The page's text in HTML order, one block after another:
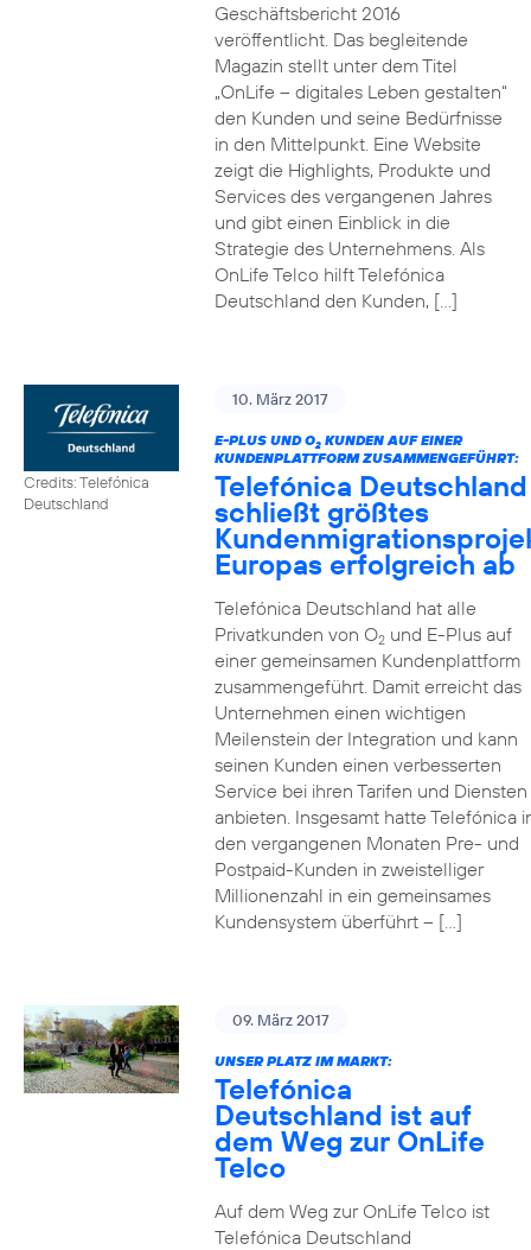
Geschäftsbericht 2016
veröffentlicht. Das begleitende
Magazin stellt unter dem Titel
„OnLife – digitales Leben gestalten“
den Kunden und seine Bedürfnisse
in den Mittelpunkt. Eine Website
zeigt die Highlights, Produkte und
Services des vergangenen Jahres
und gibt einen Einblick in die
Strategie des Unternehmens. Als
OnLife Telco hilft Telefónica
Deutschland den Kunden, […]
Credits: Telefónica
Deutschland
10. März 2017
E-PLUS UND O2KUNDEN AUF EINER
KUNDENPLATTFORM ZUSAMMENGEFÜHRT:
Telefónica Deutschland
schließt größtes
Europas erfolgreich ab
Telefónica Deutschland hat alle
Privatkunden von O2und E-Plus auf
einer gemeinsamen Kundenplattform
zusammengeführt. Damit erreicht das
Unternehmen einen wichtigen
Meilenstein der Integration und kann
seinen Kunden einen verbesserten
Service bei ihren Tarifen und Diensten
anbieten. Insgesamt hatte Telefónica
den vergangenen Monaten Pre- und
Postpaid-Kunden in zweistelliger
Millionenzahl in ein gemeinsames
Kundensystem überführt – […]
09. März 2017
UNSER PLATZ IM MARKT:
Telefónica
Deutschland ist auf
dem Weg zur OnLife
Telco
Auf dem Weg zur OnLife Telco ist
Telefónica Deutschland